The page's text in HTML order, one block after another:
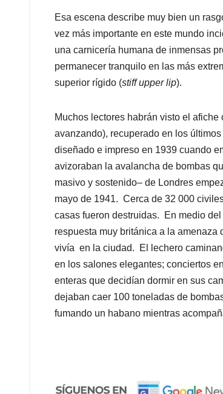
Esa escena describe muy bien un
vez más importante en este mundo
una carnicería humana de inmensas
permanecer tranquilo en las más
superior rígido (stiff upper lip).
Muchos lectores habrán visto el afiche
avanzando), recuperado en los
diseñado e impreso en 1939 cuando
avizoraban la avalancha de bombas
masivo y sostenido– de Londres
mayo de 1941. Cerca de 32 000
casas fueron destruidas. En medio
respuesta muy británica a la
vivía en la ciudad. El lechero
en los salones elegantes; conciertos
enteras que decidían dormir en sus
dejaban caer 100 toneladas de
fumando un habano mientras